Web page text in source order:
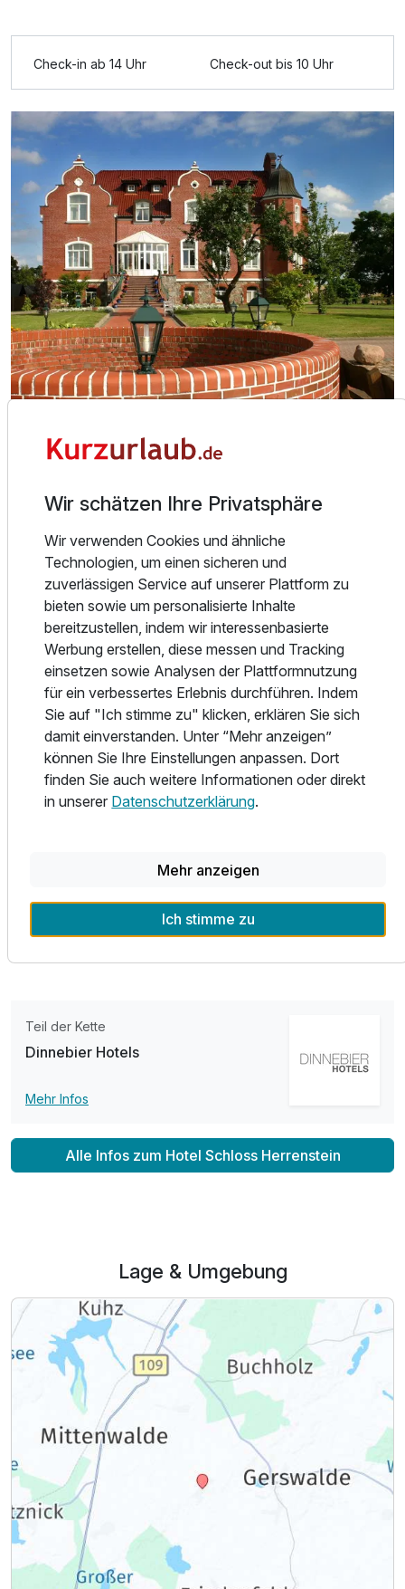
Ausstattung
Für 3 Tage p.P. ab 160,00 €
Check-in ab 14 Uhr Check-out bis 10 Uhr
sind eingebettet in die typisch uckermärkische Landschaft.
Die typischen Landhäuser im Fachwerkstil gruppieren sich
um das historische, Mitte der neunziger Jahre neu
aufgebaute Gutsherrenschloss wie auf einem Dorfplatz.
Erleben Sie die einzigartige Landschaft bei Wanderungen
und Radtouren.
Lassen Sie sich im Restaurant mit regionalen Köstlichkeiten
und professionellen Weinempfehlungen verwöhnen.
Separate Salons im Schloss bieten mit Ihrem Ambiente
einen unvergesslichen Rahmen für feierliche Anlässe.
Biosphärenreservates Schorfheide gelegen.
Mittelalterliche Wehranlagen, Kirchen und gut erhaltene alte
Stadtkerne kennzeichnen die reizvollen nahe gelegenen
Teil der Kette
Dinnebier Hotels
Mehr Infos
Alle Infos zum Hotel Schloss Herrenstein
Lage & Umgebung
Wir schätzen Ihre Privatsphäre
Wir verwenden Cookies und ähnliche
Technologien, um einen sicheren und
zuverlässigen Service auf unserer Plattform zu
bieten sowie um personalisierte Inhalte
bereitzustellen, indem wir interessenbasierte
Werbung erstellen, diese messen und Tracking
einsetzen sowie Analysen der Plattformnutzung
für ein verbessertes Erlebnis durchführen. Indem
Sie auf "Ich stimme zu" klicken, erklären Sie sich
damit einverstanden. Unter “Mehr anzeigen”
können Sie Ihre Einstellungen anpassen. Dort
finden Sie auch weitere Informationen oder direkt
in unserer Datenschutzerklärung.
Mehr anzeigen
Ich stimme zu